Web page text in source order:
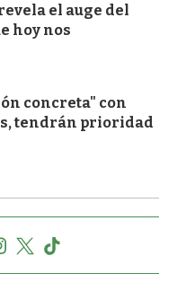
el auge del
hoy nos
concreta" con
tendrán prioridad